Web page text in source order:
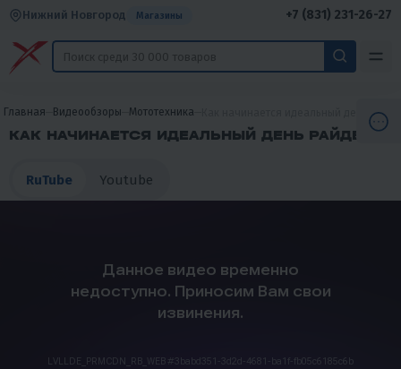
Нижний Новгород Магазины +7 (831) 231-26-27
Главная Видеообзоры Мототехника Как начинается идеальный день
КАК НАЧИНАЕТСЯ ИДЕАЛЬНЫЙ ДЕНЬ РАЙДЕРА?
RuTube Youtube